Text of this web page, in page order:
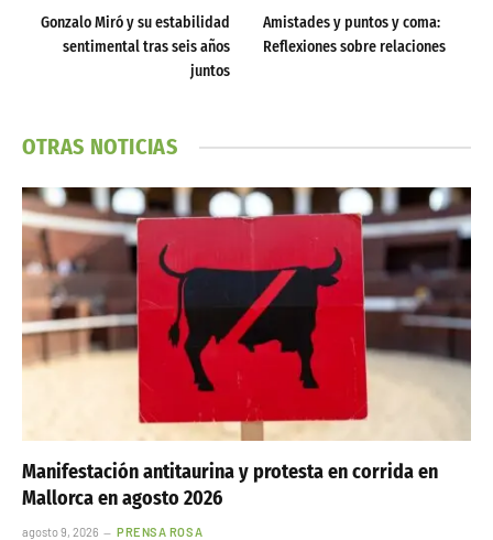
Gonzalo Miró y su estabilidad
sentimental tras seis años
juntos
Amistades y puntos y coma:
Reflexiones sobre relaciones
OTRAS NOTICIAS
Manifestación antitaurina y protesta en corrida en
Mallorca en agosto 2026
agosto 9, 2026 PRENSA ROSA